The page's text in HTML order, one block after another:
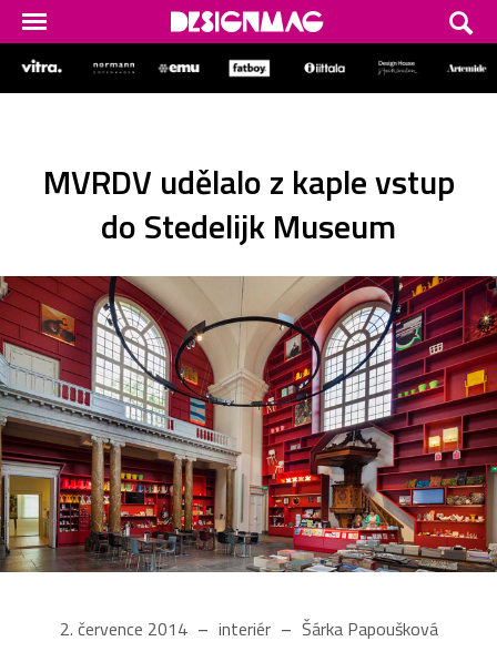
MVRDV udělalo z kaple vstup
do Stedelijk Museum
2. července 2014 interiér Šárka Papoušková